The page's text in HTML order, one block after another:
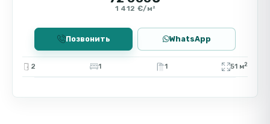
1 412 €/м²
Позвонить WhatsApp
2 1 1 51 м2